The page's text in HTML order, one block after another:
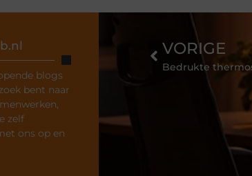
blogs
bent naar
zelf
ons op en
VORIGE